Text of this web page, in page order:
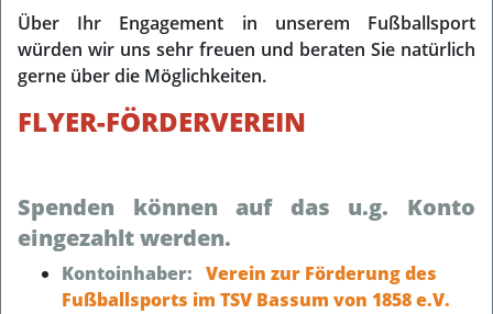
Über Ihr Engagement in unserem Fußballsport
würden wir uns sehr freuen und beraten Sie natürlich
gerne über die Möglichkeiten.
FLYER-FÖRDERVEREIN
Spenden können auf das u.g. Konto
eingezahlt werden.
Kontoinhaber: Verein zur Förderung des
Fußballsports im TSV Bassum von 1858 e.V.